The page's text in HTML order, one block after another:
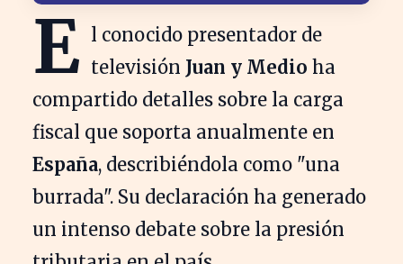
E l conocido presentador de
televisión Juan y Medio ha
compartido detalles sobre la carga
fiscal que soporta anualmente en
España, describiéndola como "una
burrada". Su declaración ha generado
un intenso debate sobre la presión